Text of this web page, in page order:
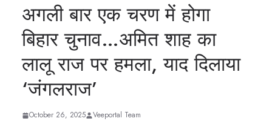
अगली बार एक चरण में होगा
बिहार चुनाव…अमित शाह का
लालू राज पर हमला, याद दिलाया
‘जंगलराज’
October 26, 2025 Veeportal Team